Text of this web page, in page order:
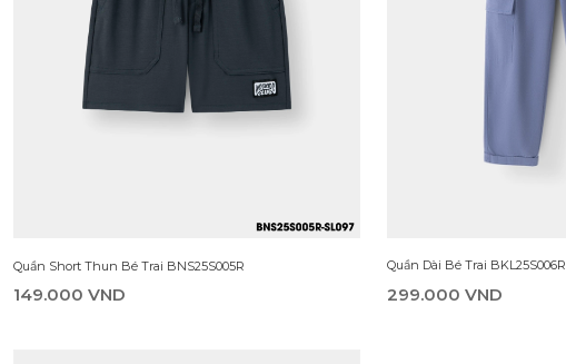
Quần Short Thun Bé Trai BNS25S005R
149.000 VND
Quần Dài Bé Trai BKL25S006R
299.000 VND